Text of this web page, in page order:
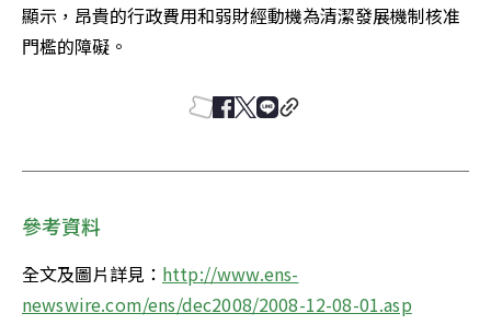
顯示，昂貴的行政費用和弱財經動機為清潔發展機制核准
門檻的障礙。
參考資料
全文及圖片詳見： http://www.ens-
newswire.com/ens/dec2008/2008-12-08-01.asp